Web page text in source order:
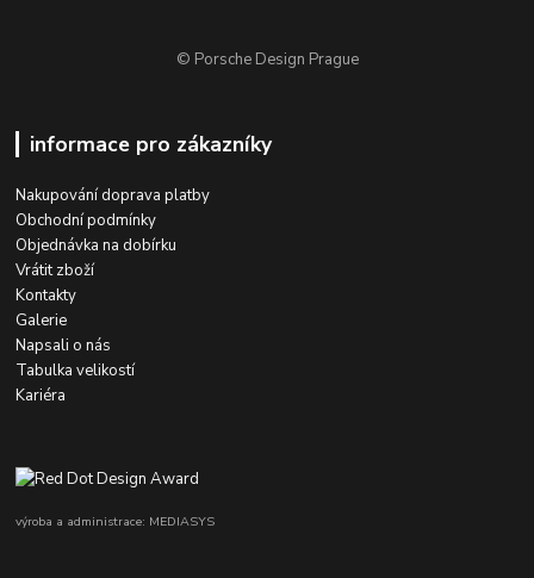
© Porsche Design Prague
informace pro zákazníky
Nakupování doprava platby
Obchodní podmínky
Objednávka na dobírku
Vrátit zboží
Kontakty
Galerie
Napsali o nás
Tabulka velikostí
Kariéra
výroba a administrace: MEDIASYS